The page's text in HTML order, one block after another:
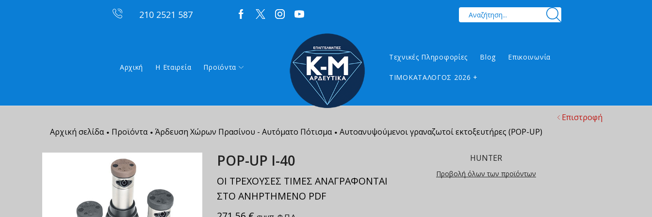
210 2521 587
Αρχική Η Εταιρεία Προϊόντα
Τεχνικές Πληροφορίες Blog Επικοινωνία
ΤΙΜΟΚΑΤΑΛΟΓΟΣ 2026 +
Αρχική σελίδα • Προϊόντα • Άρδευση Χώρων Πρασίνου - Αυτόματο Πότισμα • Αυτοανυψούμενοι γραναζωτοί εκτοξευτήρες (POP-UP)
Επιστροφή
ΡΟΡ-UP Ι-40
ΟΙ ΤΡΕΧΟΥΣΕΣ ΤΙΜΕΣ ΑΝΑΓΡΑΦΟΝΤΑΙ
ΣΤΟ ΑΝΗΡΤΗΜΕΝΟ PDF
HUNTER
Προβολή όλων των προϊόντων